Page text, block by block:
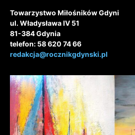
Towarzystwo Miłośników Gdyni
ul. Władysława IV 51
81-384 Gdynia
telefon: 58 620 74 66
redakcja@rocznikgdynski.pl